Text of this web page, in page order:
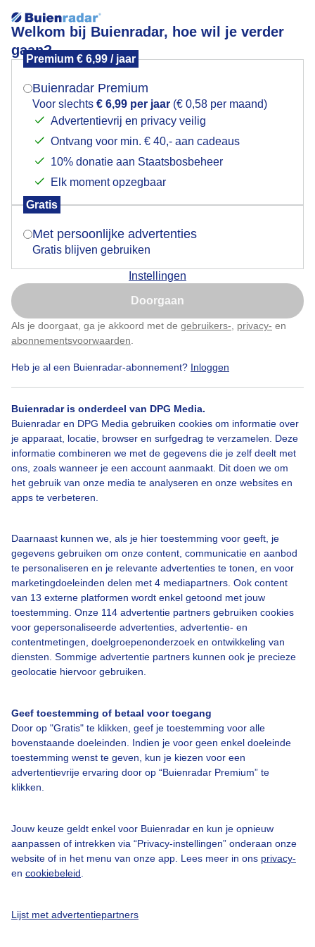
Welkom bij Buienradar, hoe wil je verder
gaan?
Premium € 6,99 / jaar
Buienradar Premium
Voor slechts € 6,99 per jaar (€ 0,58 per maand)
Advertentievrij en privacy veilig
Ontvang voor min. € 40,- aan cadeaus
10% donatie aan Staatsbosbeheer
Elk moment opzegbaar
Gratis
Met persoonlijke advertenties
Gratis blijven gebruiken
Instellingen
Doorgaan
Als je doorgaat, ga je akkoord met de gebruikers- privacy- en
abonnementsvoorwaarden
Heb je al een Buienradar-abonnement? Inloggen
Buienradar is onderdeel van DPG Media.
Buienradar en DPG Media gebruiken cookies om informatie over
je apparaat, locatie, browser en surfgedrag te verzamelen. Deze
informatie combineren we met de gegevens die je zelf deelt met
ons, zoals wanneer je een account aanmaakt. Dit doen we om
het gebruik van onze media te analyseren en onze websites en
apps te verbeteren.
Daarnaast kunnen we, als je hier toestemming voor geeft, je
gegevens gebruiken om onze content, communicatie en aanbod
te personaliseren en je relevante advertenties te tonen, en voor
marketingdoeleinden delen met 4 mediapartners. Ook content
van 13 externe platformen wordt enkel getoond met jouw
toestemming. Onze 114 advertentie partners gebruiken cookies
voor gepersonaliseerde advertenties, advertentie- en
contentmetingen, doelgroepenonderzoek en ontwikkeling van
diensten. Sommige advertentie partners kunnen ook je precieze
geolocatie hiervoor gebruiken.
Geef toestemming of betaal voor toegang
Door op "Gratis" te klikken, geef je toestemming voor alle
bovenstaande doeleinden. Indien je voor geen enkel doeleinde
toestemming wenst te geven, kun je kiezen voor een
advertentievrije ervaring door op “Buienradar Premium” te
klikken.
Jouw keuze geldt enkel voor Buienradar en kun je opnieuw
aanpassen of intrekken via “Privacy-instellingen” onderaan onze
website of in het menu van onze app. Lees meer in ons privacy-
en cookiebeleid
Lijst met advertentiepartners
Buienlucht boven de Waal
Buienlucht boven de Waal
Door: Joyce Derksen Gemaakt: 28-03-2026, 43x bekeken
Waal Buienlucht
Een moment geduld aub...
Over Buienradar
Bedrijfsgegevens
Veelgestelde vragen
Toegankelijkheid
Gebruikersvoorwaarden
Adverteren
Buienradar Team
Cookie beleid
Privacy instellingen
Gratis weerdata
@BuienradarNL
Mogen we je locatie gebruiken voor het
Indien je hier nog geen akkoord op hebt gegeven,
verschijnt er zo een pop-up uit je browser waarin
Is goed, toon de popup
Nu niet, misschien later
Klik hierom dit aan te passen